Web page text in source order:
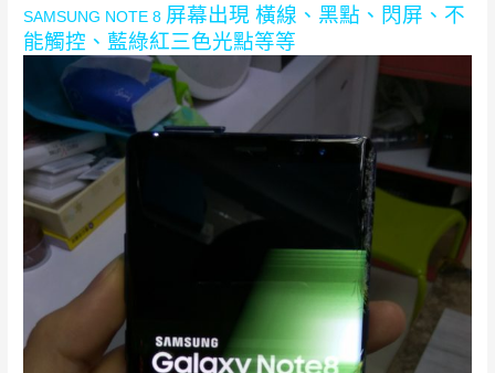
SAMSUNG NOTE 8 屏幕出現 橫線、黑點、閃屏、不
能觸控、藍綠紅三色光點等等